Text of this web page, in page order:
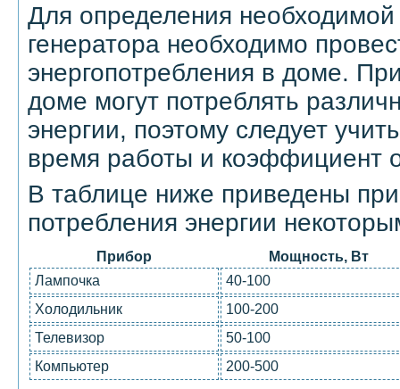
Для определения
генератора необходимо
энергопотребления в доме.
доме могут потреблять
энергии, поэтому следует
время работы и коэффициент
В таблице ниже приведены
потребления энергии
Прибор
Мощность, Вт
Лампочка
40-100
Холодильник
100-200
Телевизор
50-100
Компьютер
200-500